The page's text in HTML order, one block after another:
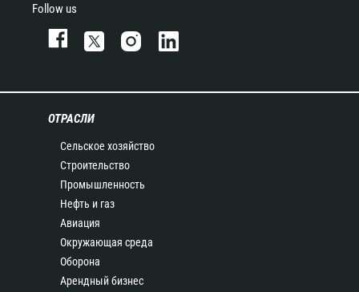
Follow us
ОТРАСЛИ
Сельское хозяйство
Строительство
Промышленность
Нефть и газ
Авиация
Окружающая среда
Оборона
Арендный бизнес